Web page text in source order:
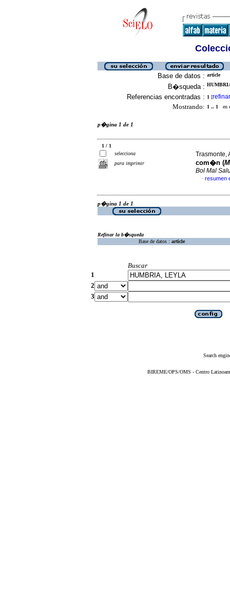
Base de datos : article
B�squeda :
Referencias encontradas : 1 [refinar
Mostrando: 1 .. 1 en
p�gina 1 de 1
1 / 1
selecciona
para imprimir
Trasmonte,
com�n (
Bol Mal
· resumen
p�gina 1 de 1
Refinar la b�squeda
Base de datos : article
Buscar
1
2
3
Search
BIREME/OPS/OMS - Centro